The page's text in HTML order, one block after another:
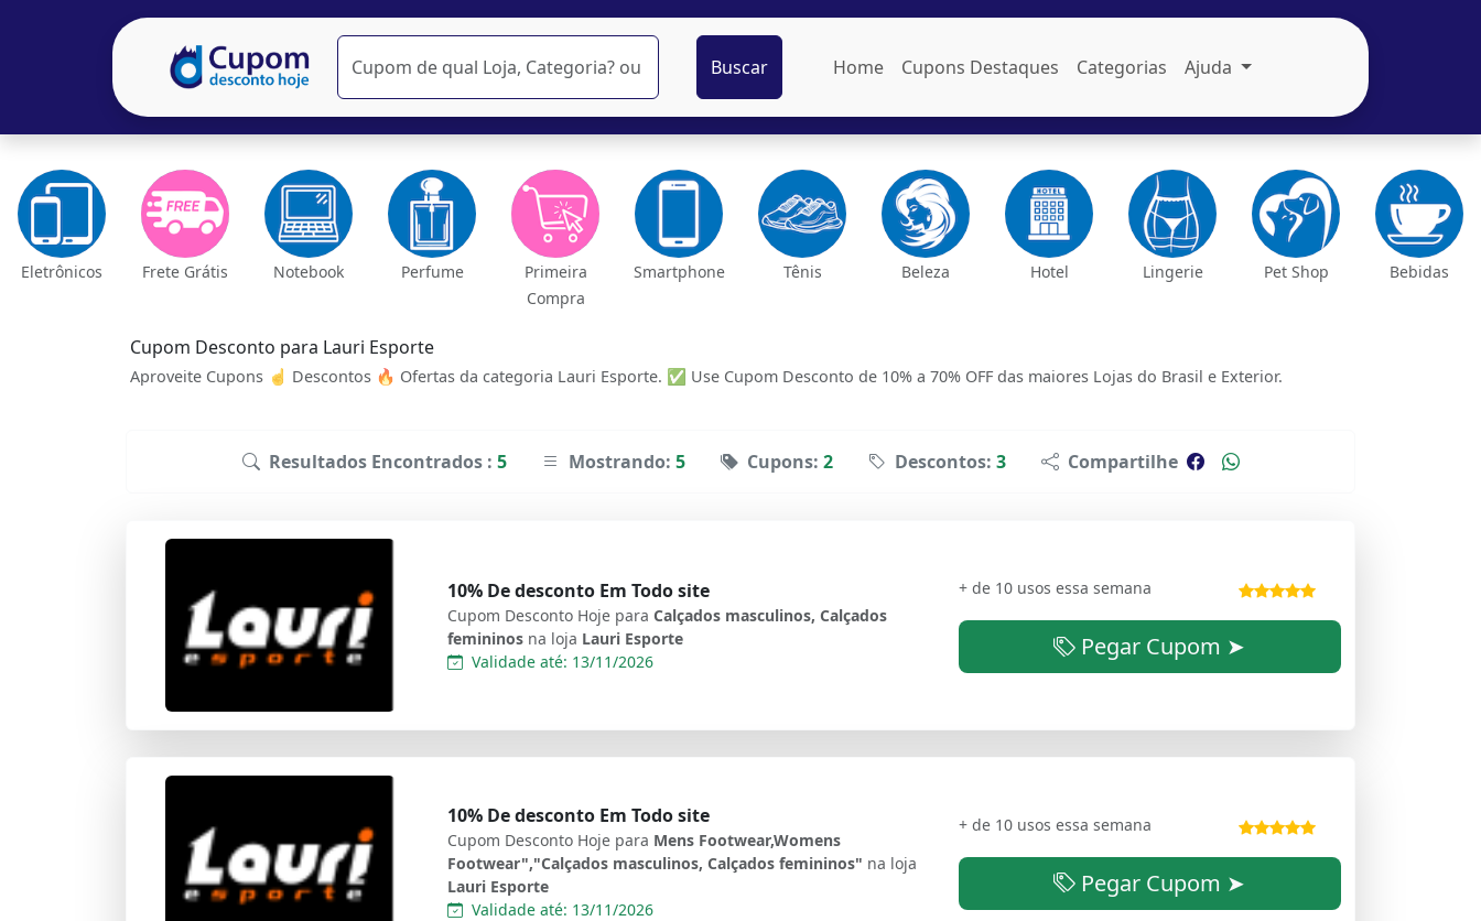
Buscar Home Cupons Destaques Categorias Ajuda
Eletrônicos Frete Grátis Notebook Perfume
Primeira
Compra
Smartphone Tênis Beleza Hotel Lingerie Pet Shop Bebidas
Cupom Desconto para Lauri Esporte
Aproveite Cupons ☝ Descontos 🔥 Ofertas da categoria Lauri Esporte. ✅ Use Cupom Desconto de 10% a 70% OFF das maiores Lojas do Brasil e Exterior.
Resultados Encontrados : 5 Mostrando: 5 Cupons: 2 Descontos: 3 Compartilhe
10% De desconto Em Todo site
Cupom Desconto Hoje para Calçados masculinos, Calçados
femininos na loja Lauri Esporte
Validade até: 13/11/2026
+ de 10 usos essa semana
Pegar Cupom ➤
10% De desconto Em Todo site
Cupom Desconto Hoje para Mens Footwear,Womens
Footwear","Calçados masculinos, Calçados femininos" na loja
Lauri Esporte
Validade até: 13/11/2026
+ de 10 usos essa semana
Pegar Cupom ➤